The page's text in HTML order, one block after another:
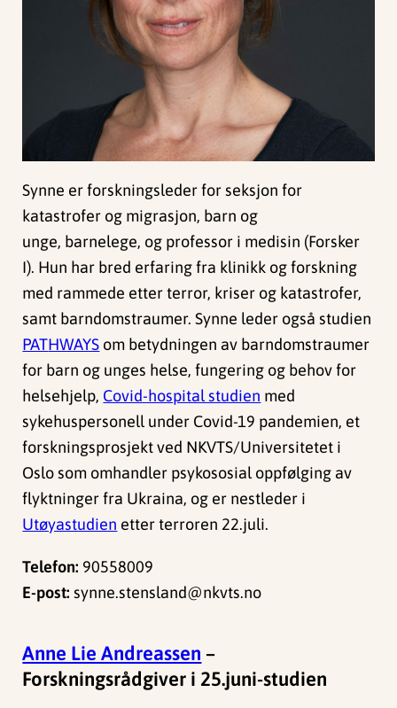
Synne er forskningsleder for seksjon for
katastrofer og migrasjon, barn og
unge, barnelege, og professor i medisin (Forsker
I). Hun har bred erfaring fra klinikk og forskning
med rammede etter terror, kriser og katastrofer,
samt barndomstraumer. Synne leder også studien
PATHWAYS om betydningen av barndomstraumer
for barn og unges helse, fungering og behov for
helsehjelp, Covid-hospital studien med
sykehuspersonell under Covid-19 pandemien, et
forskningsprosjekt ved NKVTS/Universitetet i
Oslo som omhandler psykososial oppfølging av
flyktninger fra Ukraina, og er nestleder i
Utøyastudien etter terroren 22.juli.
Telefon: 90558009
E-post:synne.stensland@nkvts.no
Anne Lie Andreassen –
Forskningsrådgiver i 25.juni-studien